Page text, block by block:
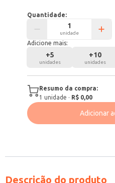
Quantidade:
unidade
Adicione mais:
+5
unidades
+10
unidades
Resumo da compra:
1 unidade · R$ 0,00
Adicionar
Descrição do produto